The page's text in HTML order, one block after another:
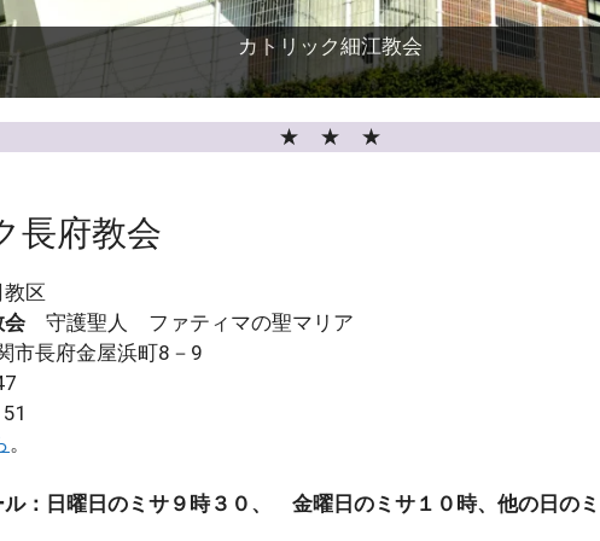
カトリック細江教会
★ ★ ★
長府教会
区
会 守護聖人 ファティマの聖マリア
長府金屋浜町8－9
。
ル：日曜日のミサ９時３０、 金曜日のミサ１０時、他の日の